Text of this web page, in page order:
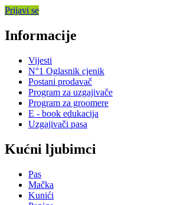
Prijavi se
Informacije
Vijesti
N°1 Oglasnik cjenik
Postani prodavač
Program za uzgajivače
Program za groomere
E - book edukacija
Uzgajivači pasa
Kućni ljubimci
Pas
Mačka
Kunići